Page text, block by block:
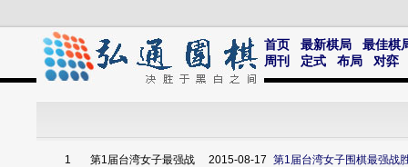
首页 最新棋局
最佳棋
周刊
定式 布局 对弈
1 第1届台湾女子最强战 2015-08-17 第1届台湾女子围棋最强战